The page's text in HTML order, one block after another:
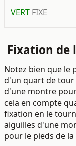
VERT FIXE
Fixation de
Notez bien que le
d'un quart de tour
d'une montre
cela en compte
fixation en le
aiguilles d'une
pour le pieds de la